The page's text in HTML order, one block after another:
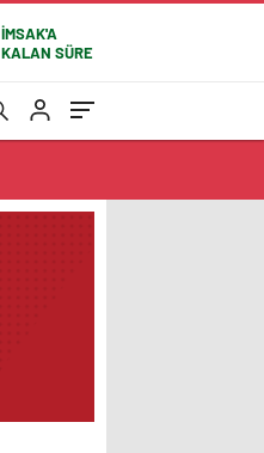
İMSAK'A
KALAN SÜRE